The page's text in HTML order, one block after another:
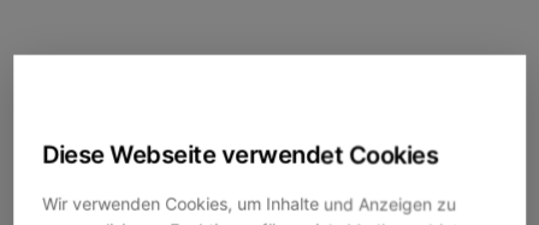
Diese Webseite verwendet Cookies
Wir verwenden Cookies, um Inhalte und Anzeigen zu